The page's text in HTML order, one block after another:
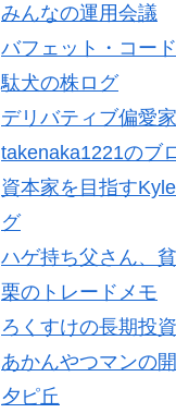
みんなの運用会議
バフェット・コー
駄犬の株ログ
デリバティブ偏愛
takenaka1221のブ
資本家を目指す
グ
ハゲ持ち父さん、
栗のトレードメモ
ろくすけの長期投
あかんやつマンの
夕ピ丘